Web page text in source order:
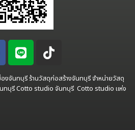
งจันทบุรี ร้านวัสดุก่อสร้างจันทบุรี จำหน่ายวัสดุ
ทบุรี Cotto studio จันทบุรี Cotto studio แห่ง